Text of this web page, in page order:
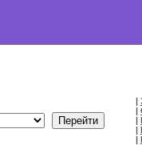
|
|
|
|
|